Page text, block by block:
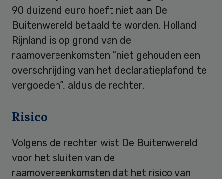
90 duizend euro hoeft niet aan De
Buitenwereld betaald te worden. Holland
Rijnland is op grond van de
raamovereenkomsten “niet gehouden een
overschrijding van het declaratieplafond te
vergoeden”, aldus de rechter.
Risico
Volgens de rechter wist De Buitenwereld
voor het sluiten van de
raamovereenkomsten dat het risico van